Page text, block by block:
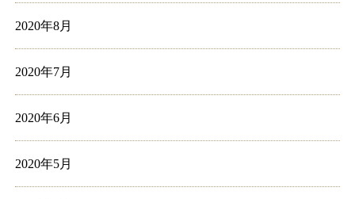
2020年8月
2020年7月
2020年6月
2020年5月